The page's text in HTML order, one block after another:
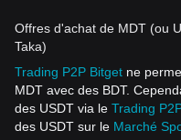
Offres d'achat de MDT (ou
Taka)
Trading P2P Bitget ne
MDT avec des BDT.
des USDT via le Trading
des USDT sur le Marché